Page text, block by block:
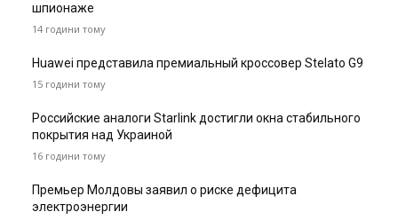
шпионаже
14 години тому
Huawei представила премиальный кроссовер Stelato G9
15 години тому
Российские аналоги Starlink достигли окна стабильного
покрытия над Украиной
16 години тому
Премьер Молдовы заявил о риске дефицита
электроэнергии